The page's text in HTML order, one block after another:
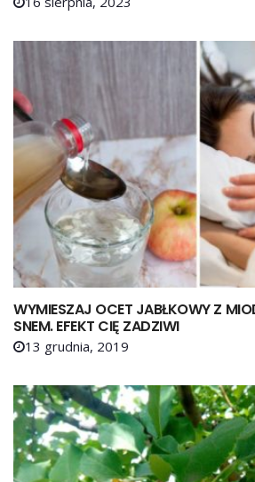
WYMIESZAJ OCET JABŁKOWY Z
SNEM. EFEKT CIĘ ZADZIWI
13 grudnia, 2019